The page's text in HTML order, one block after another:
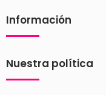
Información
Nuestra política